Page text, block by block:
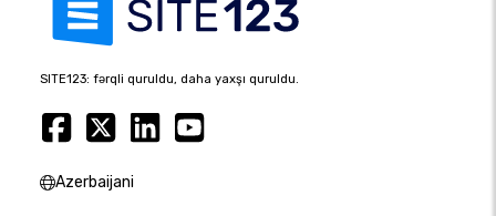
SITE123: fərqli quruldu, daha yaxşı quruldu.
Azerbaijani